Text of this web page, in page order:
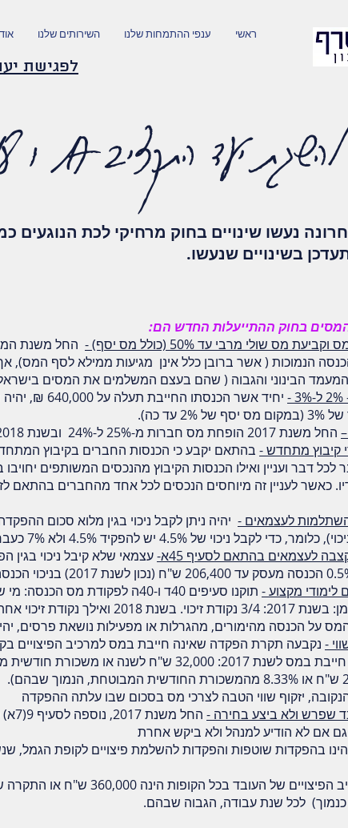
השירותים שלנו ענפי ההתמחות שלנו ראשי
לפגישת יעוץ 054-
התקציב 17 ו 18-לבעלי עסקים
נעשו שינויים בחוק מרחיקי לכת הנוגעים
בשינויים שנעשו.
המסים בחוק ההתייעלות החדש הם:
מס שולי מרבי עד 50% (כולל מס יסף) -
החל משנת המס 2017
הנמוכות ( אשר ברובן כלל אינן מגיעות ממילא לסף המס), אך
הבינוני והגבוה ( שהם בעצם המשלמים את המסים
יחיד אשר הכנסתו החייבת תעלה על 640,000 ₪, יהיה חייב במס נוסף
כה).
החל משנת 2017 הופחת מס חברות מ-25% ל-24% ובשנת 2018 ל-23%.
קיבוץ מתחדש - בהתאם יקבע כי הכנסות החברים בקיבוץ
דבר ועניין ואילו הכנסות הקיבוץ מהנכסים המשותפים
כאשר לעניין זה מיוחסים הנכסים לכל אחד מהחברים בהתאם
השתלמות לעצמאים -
ניכוי של 4.5% יש להפקיד 4.5% ולא 7% כעבר.
לעצמאים בהתאם לסעיף 45א-
עצמאי שלא קיבל ניכוי בגין
2017) בניכוי
לימודי מקצוע - תוקנו סעיפים 40ד ו-40ה לפקודת מס הכנסה: מי
נקודת זיכוי אחת.
על הכנסה מהימורים, מהגרלות או מפעילות נושאת פרסים, יהיה 35% (במקום
- נקבעה תקרת הפקדה שאינה חייבת במס למרכיב הפיצויים
השנתית לפיצויים שאינה חייבת במס לשנת 2017: 32,000
יזקוף שווי הטבה לצרכי מס בסכום שבו עלתה ההפקדה
שפרש ולא ביצע בחירה -
אם לא הודיע למנהל ולא ביקש אחרת
בהפקדות שוטפות והפקדות להשלמת פיצויים לקופת הגמל,
ב. היתרה הצבורה במרכיב הפיצויים של